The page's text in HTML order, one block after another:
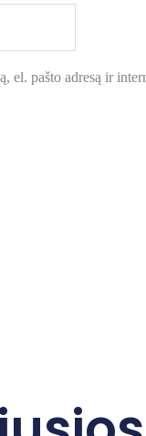
el. pašto adresą ir